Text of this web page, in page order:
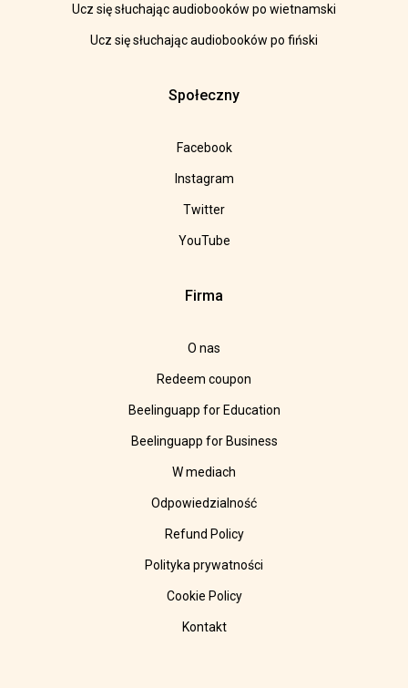
Ucz się słuchając audiobooków po wietnamski
Ucz się słuchając audiobooków po fiński
Społeczny
Facebook
Instagram
Twitter
YouTube
Firma
O nas
Redeem coupon
Beelinguapp for Education
Beelinguapp for Business
W mediach
Odpowiedzialność
Refund Policy
Polityka prywatności
Cookie Policy
Kontakt